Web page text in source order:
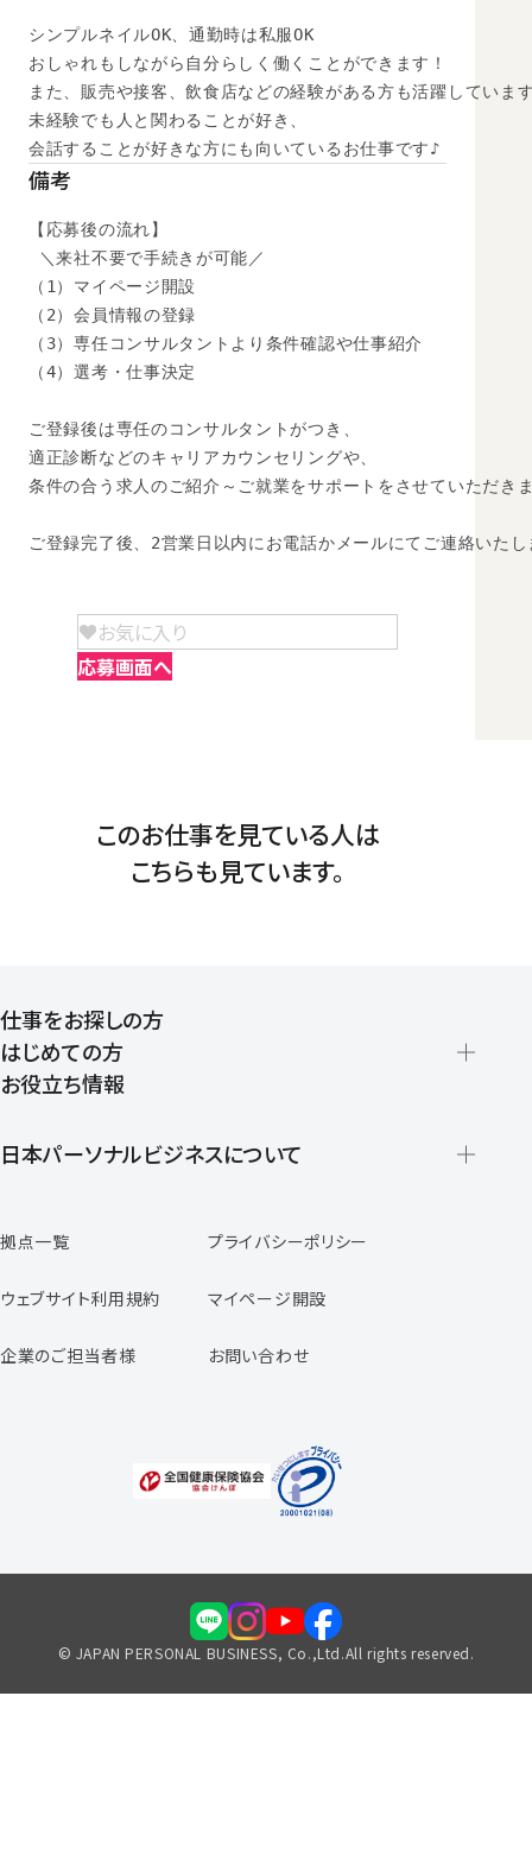
シンプルネイルOK、通勤時は私服OK
おしゃれもしながら自分らしく働くことができます！
また、販売や接客、飲食店などの経験がある方も活躍していま
未経験でも人と関わることが好き、
会話することが好きな方にも向いているお仕事です♪
備考
【応募後の流れ】
＼来社不要で手続きが可能／
（1）マイページ開設
（2）会員情報の登録
（3）専任コンサルタントより条件確認や仕事紹介
（4）選考・仕事決定
ご登録後は専任のコンサルタントがつき、
適正診断などのキャリアカウンセリングや、
条件の合う求人のご紹介～ご就業をサポートをさせていただき
ご登録完了後、2営業日以内にお電話かメールにてご連絡いたし
お気に入り
応募画面へ
このお仕事を見ている人は
こちらも見ています。
仕事をお探しの方
はじめての方
登録から就業開始までの流れ
お役立ち情報
日本パーソナルビジネスについて
スタッフの声
専任コンサルタントの声
福利厚生のご案内
拠点一覧 プライバシーポリシー
ウェブサイト利用規約 マイページ開設
企業のご担当者様 お問い合わせ
© JAPAN PERSONAL BUSINESS, Co.,Ltd.All rights reserved.